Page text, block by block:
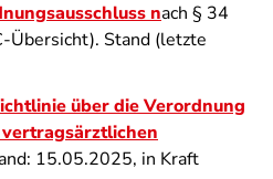
nach § 34
Übersicht). Stand (letzte
über die Verordnung
15.05.2025, in Kraft